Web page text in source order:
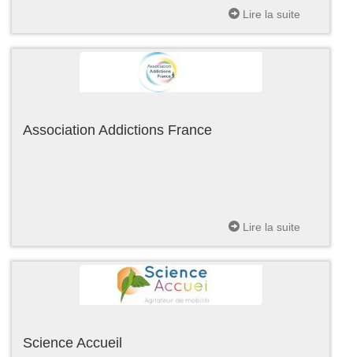
Lire la suite
Association Addictions France
Lire la suite
Science Accueil